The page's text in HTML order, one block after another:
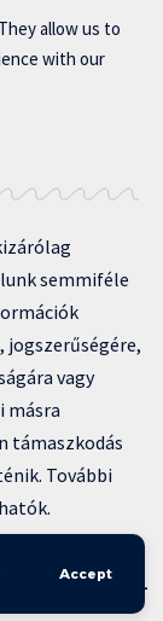
Accept
allow us to
with our
semmiféle
jogszerűségére,
vagy
másra
támaszkodás
További
– Kapcsolat –